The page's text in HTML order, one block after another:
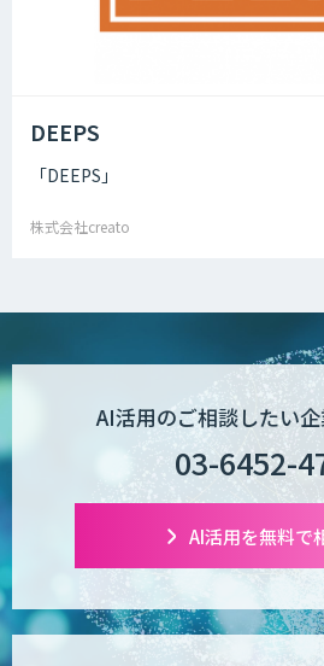
DEEPS
「DEEPS」
株式会社creato
AI活用のご相談したい
03-6452-
AI活用を無料で